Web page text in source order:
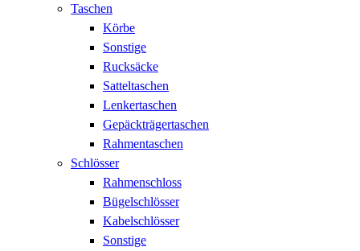
Taschen
Körbe
Sonstige
Rucksäcke
Satteltaschen
Lenkertaschen
Gepäckträgertaschen
Rahmentaschen
Schlösser
Rahmenschloss
Bügelschlösser
Kabelschlösser
Sonstige